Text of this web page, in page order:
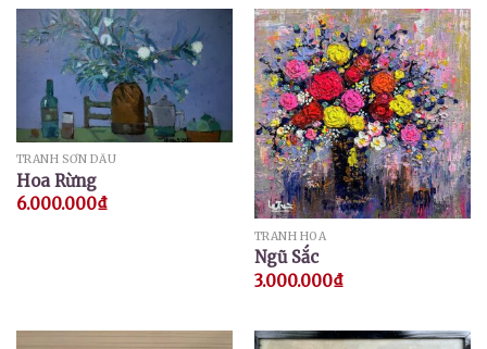
TRANH SƠN DẦU
Hoa Rừng
6.000.000₫
TRANH HOA
Ngũ Sắc
3.000.000₫